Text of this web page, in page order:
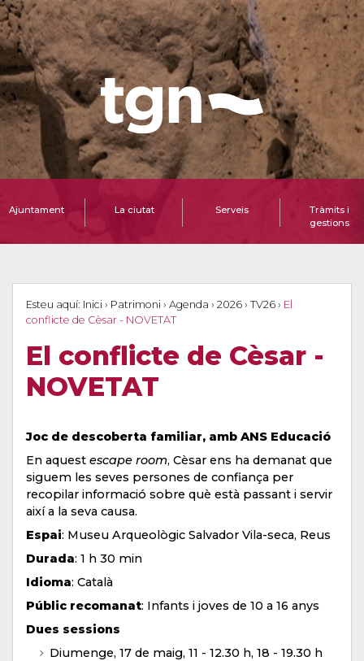
Ajuntament La ciutat Serveis
Tràmits i
gestions
Esteu aquí: Inici › Patrimoni › Agenda › 2026 › TV26 › El
conflicte de Cèsar - NOVETAT
El conflicte de Cèsar -
NOVETAT
Joc de descoberta familiar, amb ANS Educació
En aquest escape room, Cèsar ens ha demanat que
siguem les seves persones de confiança per
recopilar informació sobre què està passant i servir
així a la seva causa.
Espai: Museu Arqueològic Salvador Vila-seca, Reus
Durada: 1 h 30 min
Idioma: Català
Públic recomanat: Infants i joves de 10 a 16 anys
Dues sessions
Diumenge, 17 de maig, 11 - 12.30 h, 18 - 19.30 h